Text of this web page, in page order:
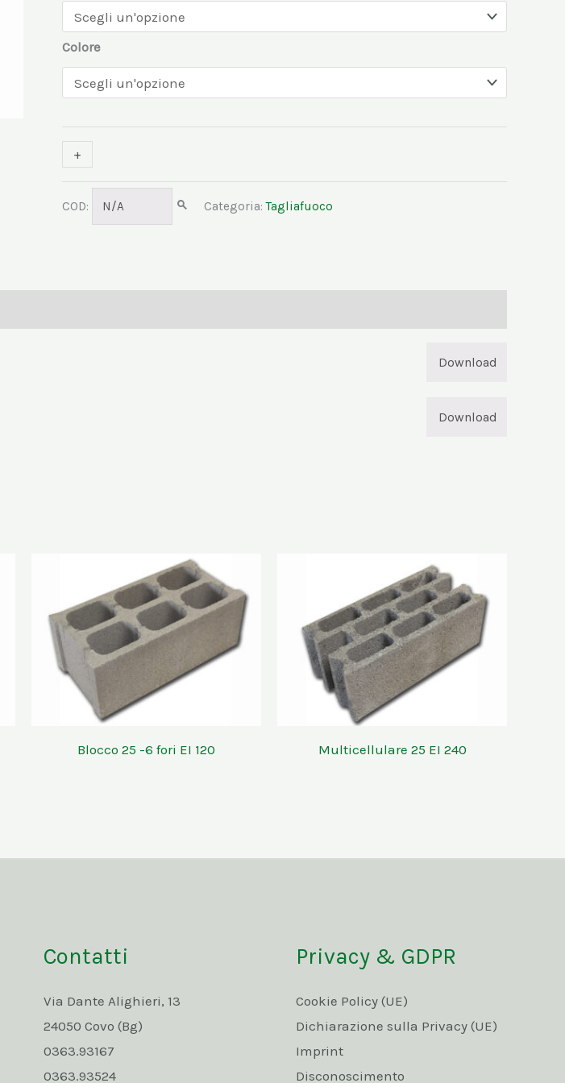
Colore
-
+
COD: N/A Categoria:Tagliafuoco
Download
Download
Blocco 25 -6 fori EI 120 Multicellulare 25 EI 240
Contatti
Via Dante Alighieri, 13
24050 Covo (Bg)
0363.93167
0363.93524
Privacy & GDPR
Cookie Policy (UE)
Dichiarazione sulla Privacy (UE)
Imprint
Disconoscimento